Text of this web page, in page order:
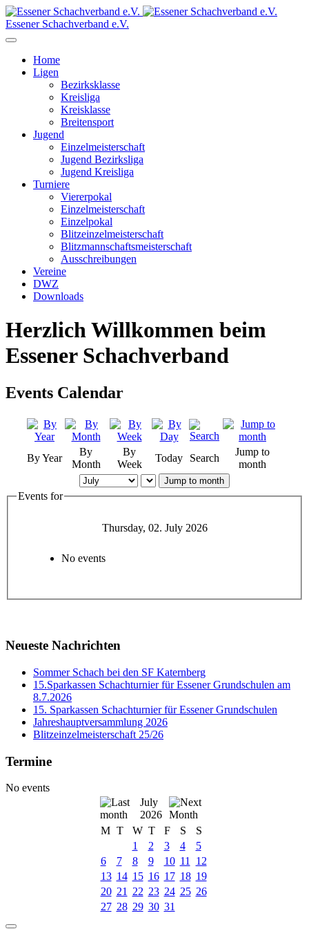
Essener Schachverband e.V.
Home
Ligen
Bezirksklasse
Kreisliga
Kreisklasse
Breitensport
Jugend
Einzelmeisterschaft
Jugend Bezirksliga
Jugend Kreisliga
Turniere
Viererpokal
Einzelmeisterschaft
Einzelpokal
Blitzeinzelmeisterschaft
Blitzmannschaftsmeisterschaft
Ausschreibungen
Vereine
DWZ
Downloads
Herzlich Willkommen beim
Essener Schachverband
Events Calendar
By Year
By
Month
By
Week
Today Search
Jump to
month
Jump to month
Events for
Thursday, 02. July 2026
No events
Neueste Nachrichten
Sommer Schach bei den SF Katernberg
15.Sparkassen Schachturnier für Essener Grundschulen am
8.7.2026
15. Sparkassen Schachturnier für Essener Grundschulen
Jahreshauptversammlung 2026
Blitzeinzelmeisterschaft 25/26
Termine
No events
July
2026
M T W T F S
S
1
2 3 4
5
6
7 8 9 10 11
12
13 14 15 16 17 18 19
20 21 22 23 24 25 26
27 28 29 30 31